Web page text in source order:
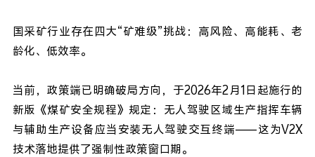
国采矿行业存在四大“矿难级”挑战：高风险、高能耗、老
龄化、低效率。
当前，政策端已明确破局方向， 于2026年2月1日起施行的
新版 《煤矿安全规程》规定：无人驾驶区域生产指挥车辆
与辅助生产设备应当安装无人驾驶交互终端——这为V2X
技术落地提供了强制性政策窗口期。